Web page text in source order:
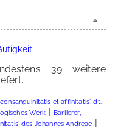
39 weitere
et affinitatis', dt.
Werk | Barlierer,
des Johannes Andreae |